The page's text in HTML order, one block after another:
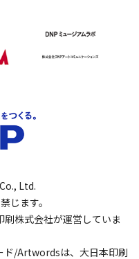
Ltd.
じます。
株式会社が運営していま
ド/Artwordsは、大日本印刷